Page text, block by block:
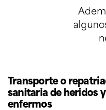
Transporte o
sanitaria de heridos y
enfermos